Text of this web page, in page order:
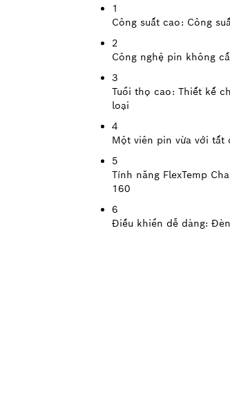
1
Công suất cao: Công
2
Công nghệ pin không
3
Tuổi thọ cao: Thiết kế
loại
4
Một viên pin vừa với tất
5
Tính năng FlexTemp
160
6
Điều khiển dễ dàng: